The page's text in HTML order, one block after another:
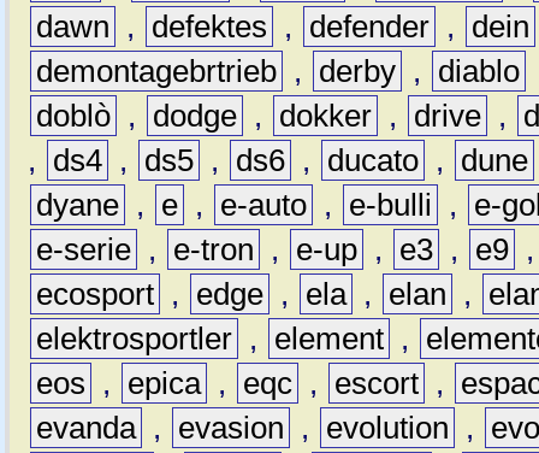
dawn
, defektes , defender , dein
demontagebrtrieb , derby , diablo
doblò , dodge , dokker , drive ,
,
ds4 , ds5 , ds6 , ducato , dune
dyane , e , e-auto , e-bulli ,
e-
e-serie , e-tron , e-up , e3 , e9
ecosport , edge , ela , elan ,
elektrosportler , element ,
eos
, epica , eqc , escort ,
evanda , evasion , evolution ,